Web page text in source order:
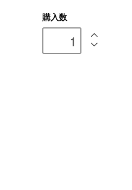
購入数